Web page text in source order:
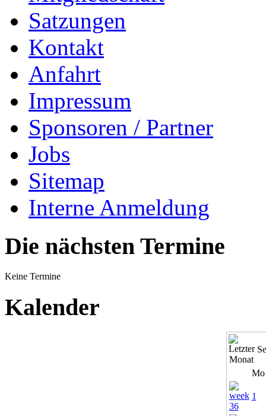
Satzungen
Kontakt
Anfahrt
Impressum
Sponsoren / Partner
Jobs
Sitemap
Interne Anmeldung
Die nächsten Termine
Keine Termine
Kalender
Mo
1